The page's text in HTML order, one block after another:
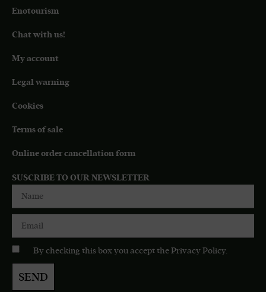
Enotourism
Chat with us!
My account
Legal warning
Cookies
Terms of sale
Online order cancellation form
SUSCRIBE TO OUR NEWSLETTER
By checking this box you accept the Privacy Policy.
SEND